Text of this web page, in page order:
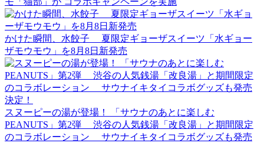
かけた瞬間、水餃子 夏限定ギョーザスイーツ「水ギョー
ザモウモウ」を8月8日新発売
スヌーピーの湯が登場！ 「サウナのあとに楽しむ
PEANUTS」第2弾 渋谷の人気銭湯「改良湯」と期間限定
のコラボレーション サウナイキタイコラボグッズも発売